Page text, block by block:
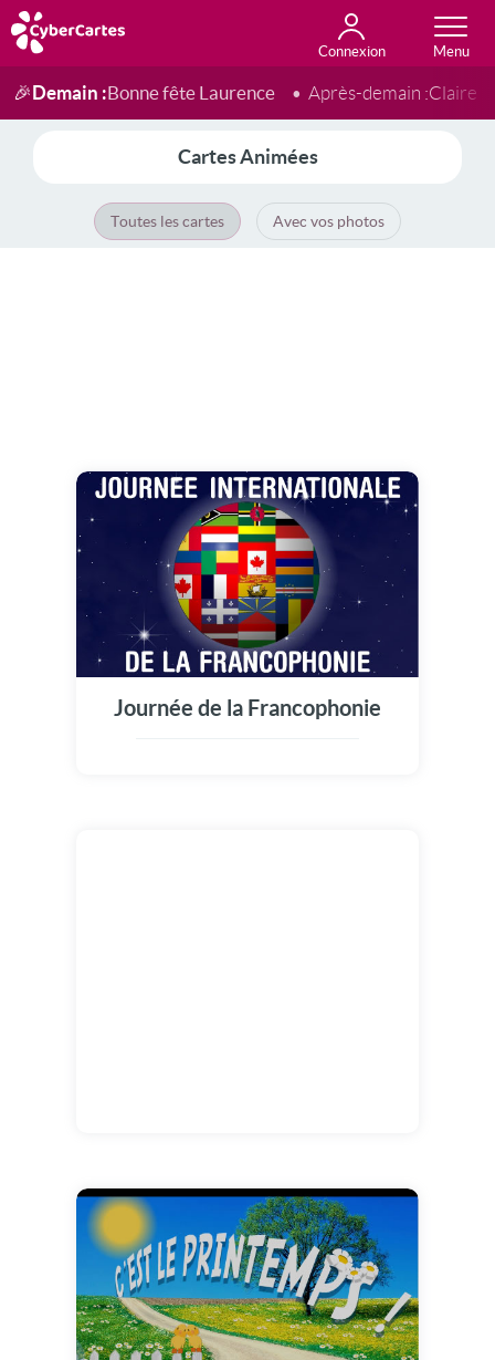
Connexion
Anniversaire
Fête du jour
Amour
Amitié
Merci
Toutes les cartes
🎉Demain :Bonne fête Laurence Après-demain :Claire
Cartes Animées
Toutes les cartes Avec vos photos
Journée de la Francophonie